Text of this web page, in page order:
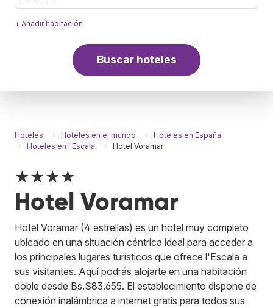
+ Añadir habitación
Buscar hoteles
Hoteles Hoteles en el mundo
Hoteles en España
Hoteles en l'Escala
Hotel Voramar
★★★★
Hotel Voramar
Hotel Voramar (4 estrellas) es un hotel muy completo
ubicado en una situación céntrica ideal para acceder a
los principales lugares turísticos que ofrece l'Escala a
sus visitantes. Aquí podrás alojarte en una habitación
doble desde Bs.S83.655. El establecimiento dispone de
conexión inalámbrica a internet gratis para todos sus